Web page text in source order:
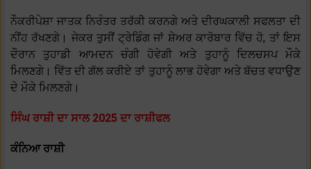
ਨੌਕਰੀਪੇਸ਼ਾ ਜਾਤਕ ਨਿਰੰਤਰ ਤਰੱਕੀ ਕਰਨਗੇ ਅਤੇ ਦੀਰਘਕਾਲੀ ਸਫਲਤਾ ਦੀ
ਨੀਂਹ ਰੱਖਣਗੇ। ਜੇਕਰ ਤੁਸੀਂ ਟ੍ਰੇਡਿੰਗ ਜਾਂ ਸ਼ੇਅਰ ਕਾਰੋਬਾਰ ਵਿੱਚ ਹੋ, ਤਾਂ ਇਸ
ਦੌਰਾਨ ਤੁਹਾਡੀ ਆਮਦਨ ਚੰਗੀ ਹੋਵੇਗੀ ਅਤੇ ਤੁਹਾਨੂੰ ਦਿਲਚਸਪ ਮੌਕੇ
ਮਿਲਣਗੇ। ਵਿੱਤ ਦੀ ਗੱਲ ਕਰੀਏ ਤਾਂ ਤੁਹਾਨੂੰ ਲਾਭ ਹੋਵੇਗਾ ਅਤੇ ਬੱਚਤ ਵਧਾਉਣ
ਦੇ ਮੌਕੇ ਮਿਲਣਗੇ।
ਸਿੰਘ ਰਾਸ਼ੀ ਦਾ ਸਾਲ 2025 ਦਾ ਰਾਸ਼ੀਫਲ
ਕੰਨਿਆ ਰਾਸ਼ੀ